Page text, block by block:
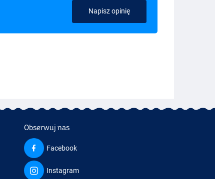
Napisz opinię
Obserwuj nas
Facebook
Instagram